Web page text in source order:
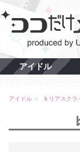
アイドル
アイドル ♮リアスクラ